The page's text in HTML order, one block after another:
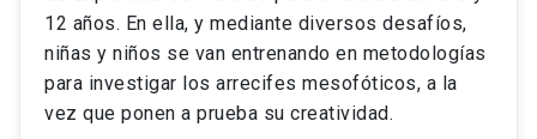
12 años. En ella, y mediante diversos desafíos,
niñas y niños se van entrenando en metodologías
para investigar los arrecifes mesofóticos, a la
vez que ponen a prueba su creatividad.